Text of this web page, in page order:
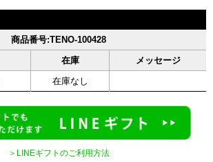
商品番号:TENO-100428
在庫
メッセージ
在庫なし
＞LINEギフトのご利用方法